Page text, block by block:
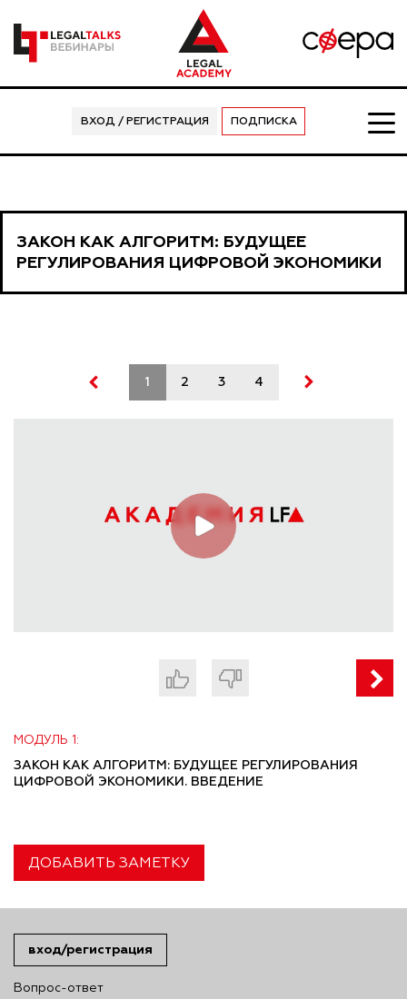
ВХОД / РЕГИСТРАЦИЯ ПОДПИСКА
ЗАКОН КАК АЛГОРИТМ: БУДУЩЕЕ
РЕГУЛИРОВАНИЯ ЦИФРОВОЙ ЭКОНОМИКИ
1 2 3 4
МОДУЛЬ 1:
ЗАКОН КАК АЛГОРИТМ: БУДУЩЕЕ РЕГУЛИРОВАНИЯ
ЦИФРОВОЙ ЭКОНОМИКИ. ВВЕДЕНИЕ
ДОБАВИТЬ ЗАМЕТКУ
вход/регистрация
Вопрос-ответ